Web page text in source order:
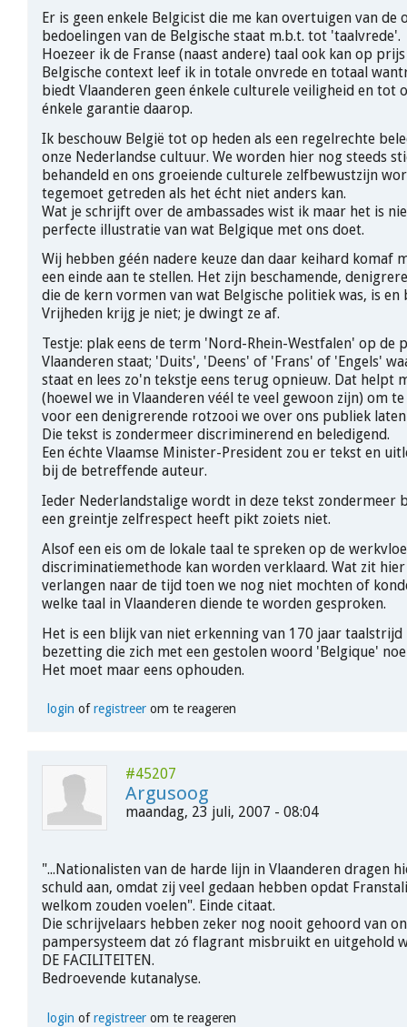
Er is geen enkele Belgicist die me kan overtuigen van de
bedoelingen van de Belgische staat m.b.t. tot 'taalvrede'.
Hoezeer ik de Franse (naast andere) taal ook kan op
Belgische context leef ik in totale onvrede en totaal
biedt Vlaanderen geen énkele culturele veiligheid en tot
énkele garantie daarop.
Ik beschouw België tot op heden als een regelrechte
onze Nederlandse cultuur. We worden hier nog steeds
behandeld en ons groeiende culturele zelfbewustzijn
tegemoet getreden als het écht niet anders kan.
Wat je schrijft over de ambassades wist ik maar het is
perfecte illustratie van wat Belgique met ons doet.
Wij hebben géén nadere keuze dan daar keihard komaf
een einde aan te stellen. Het zijn beschamende,
die de kern vormen van wat Belgische politiek was, is
Vrijheden krijg je niet; je dwingt ze af.
Testje: plak eens de term 'Nord-Rhein-Westfalen' op de
Vlaanderen staat; 'Duits', 'Deens' of 'Frans' of 'Engels'
staat en lees zo'n tekstje eens terug opnieuw. Dat helpt
(hoewel we in Vlaanderen véél te veel gewoon zijn) om
voor een denigrerende rotzooi we over ons publiek
Die tekst is zondermeer discriminerend en beledigend.
Een échte Vlaamse Minister-President zou er tekst en
bij de betreffende auteur.
Ieder Nederlandstalige wordt in deze tekst zondermeer
een greintje zelfrespect heeft pikt zoiets niet.
Alsof een eis om de lokale taal te spreken op de
discriminatiemethode kan worden verklaard. Wat zit
verlangen naar de tijd toen we nog niet mochten of
welke taal in Vlaanderen diende te worden gesproken.
Het is een blijk van niet erkenning van 170 jaar taalstrijd
bezetting die zich met een gestolen woord 'Belgique'
Het moet maar eens ophouden.
login ofregistreerom te reageren
#45207
Argusoog
maandag, 23 juli, 2007 - 08:04
"...Nationalisten van de harde lijn in Vlaanderen dragen
schuld aan, omdat zij veel gedaan hebben opdat
welkom zouden voelen". Einde citaat.
Die schrijvelaars hebben zeker nog nooit gehoord van
pampersysteem dat zó flagrant misbruikt en uitgehold
DE FACILITEITEN.
Bedroevende kutanalyse.
login ofregistreerom te reageren